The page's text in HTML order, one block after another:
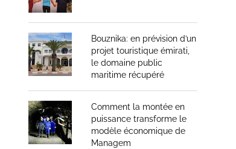
Bouznika: en prévision d’un
projet touristique émirati,
le domaine public
maritime récupéré
Comment la montée en
puissance transforme le
modèle économique de
Managem